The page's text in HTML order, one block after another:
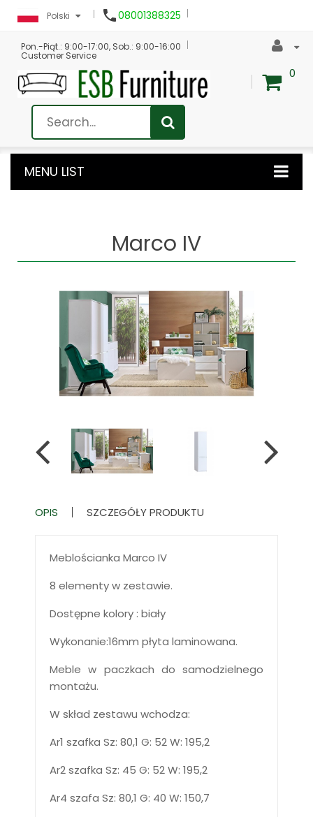
Polski 08001388325
Pon.-Piąt.: 9:00-17:00, Sob.: 9:00-16:00
Customer Service
0
MENU LIST
Marco IV
OPIS SZCZEGÓŁY PRODUKTU
Meblościanka Marco IV
8 elementy w zestawie.
Dostępne kolory : biały
Wykonanie:16mm płyta laminowana.
Meble w paczkach do samodzielnego
montażu.
W skład zestawu wchodza:
Ar1 szafka Sz: 80,1 G: 52 W: 195,2
Ar2 szafka Sz: 45 G: 52 W: 195,2
Ar4 szafa Sz: 80,1 G: 40 W: 150,7